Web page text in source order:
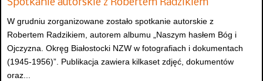
Spotkanie autorskie z Robertem Radzikiem
W grudniu zorganizowane zostało spotkanie autorskie z
Robertem Radzikiem, autorem albumu „Naszym hasłem Bóg i
Ojczyzna. Okręg Białostocki NZW w fotografiach i dokumentach
(1945-1956)”. Publikacja zawiera kilkaset zdjęć, dokumentów
oraz...